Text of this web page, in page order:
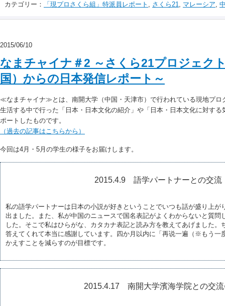
カテゴリー： 「現プロさくら組」特派員レポート , さくら21, マレーシア,
2015/06/10
なまチャイナ＃2 ～さくら21プロジェク
国）からの日本発信レポート～
≪なまチャイナ≫とは、南開大学（中国・天津市）で行われている現地プロ
生活する中で行った「日本・日本文化の紹介」や「日本・日本文化に対す
ポートしたものです。
（過去の記事はこちらから）
今回は4月・5月の学生の様子をお届けします。
2015.4.9 語学パートナーとの交流
私の語学パートナーは日本の小説が好きということでいつも話が盛り上が
出ました。また、私が中国のニュースで国名表記がよくわからないと質問
した。そこで私はひらがな、カタカナ表記と読み方を教えてあげました。
答えてくれて本当に感謝しています。四か月以内に「再说一遍（※もう一
かえすことを減らすのが目標です。
2015.4.17 南開大学濱海学院との交